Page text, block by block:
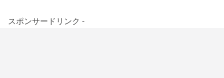
スポンサードリンク -